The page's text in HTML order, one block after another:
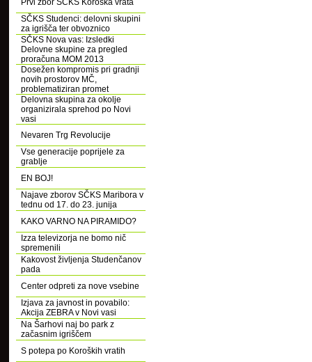
Prvi zbor SČKS Koroška vrata
SČKS Studenci: delovni skupini
za igrišča ter obvoznico
SČKS Nova vas: Izsledki
Delovne skupine za pregled
proračuna MOM 2013
Dosežen kompromis pri gradnji
novih prostorov MČ,
problematiziran promet
Delovna skupina za okolje
organizirala sprehod po Novi
vasi
Nevaren Trg Revolucije
Vse generacije poprijele za
grablje
EN BOJ!
Najave zborov SČKS Maribora v
tednu od 17. do 23. junija
KAKO VARNO NA PIRAMIDO?
Izza televizorja ne bomo nič
spremenili
Kakovost življenja Studenčanov
pada
Center odpreti za nove vsebine
Izjava za javnost in povabilo:
Akcija ZEBRA v Novi vasi
Na Šarhovi naj bo park z
začasnim igriščem
S potepa po Koroških vratih